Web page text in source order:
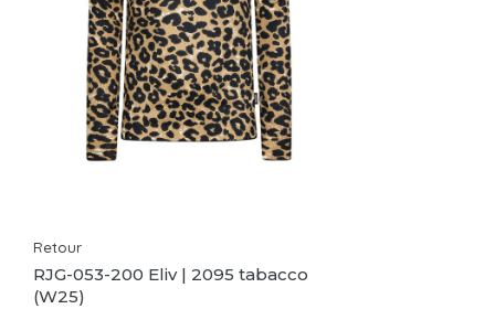
Retour
RJG-053-200 Eliv | 2095 tabacco
(W25)